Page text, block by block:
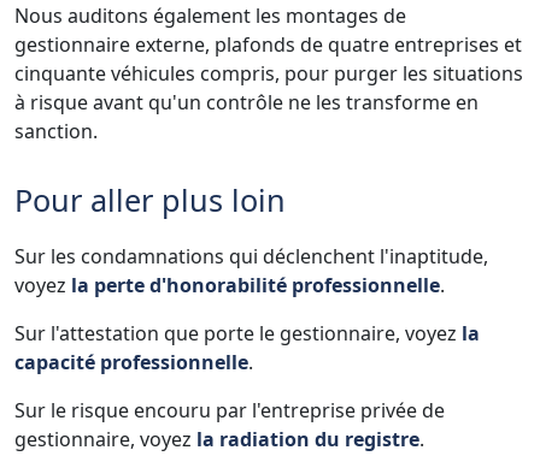
Nous auditons également les montages de
gestionnaire externe, plafonds de quatre entreprises et
cinquante véhicules compris, pour purger les situations
à risque avant qu'un contrôle ne les transforme en
sanction.
Pour aller plus loin
Sur les condamnations qui déclenchent l'inaptitude,
voyez la perte d'honorabilité professionnelle.
Sur l'attestation que porte le gestionnaire, voyez la
capacité professionnelle.
Sur le risque encouru par l'entreprise privée de
gestionnaire, voyez la radiation du registre.